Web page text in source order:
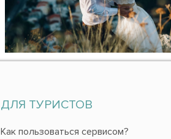
ДЛЯ ТУРИСТОВ
Как пользоваться сервисом?